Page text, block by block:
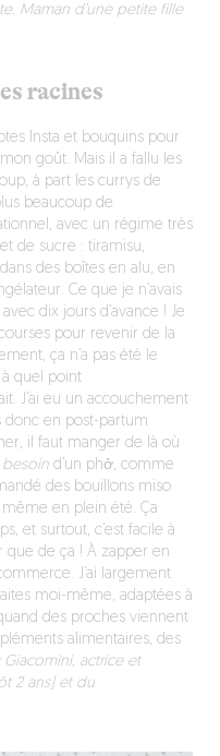
Maman d’une petite fille
racines
Insta et bouquins pour
goût. Mais il a fallu les
à part les currys de
beaucoup de
avec un régime très
de sucre : tiramisu,
des boîtes en alu, en
Ce que je n’avais
dix jours d’avance ! Je
pour revenir de la
ça n’a pas été le
quel point
J’ai eu un accouchement
donc en post-partum
il faut manger de là où
besoin d’un phở, comme
des bouillons miso
même en plein été. Ça
et surtout, c’est facile à
que de ça ! À zapper en
J’ai largement
moi-même, adaptées à
des proches viennent
alimentaires, des
actrice et
2 ans) et du